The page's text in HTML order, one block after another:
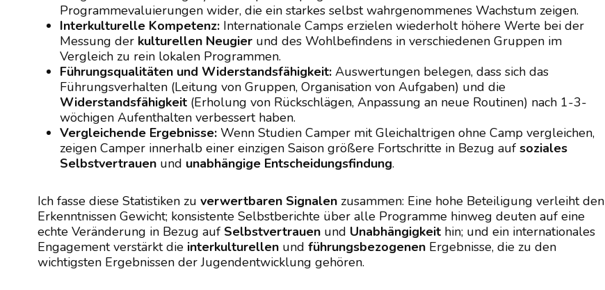
Programmevaluierungen wider, die ein starkes selbst wahrgenommenes Wachstum zeigen.
Interkulturelle Kompetenz: Internationale Camps erzielen wiederholt höhere Werte bei der
Messung der kulturellen Neugier und des Wohlbefindens in verschiedenen Gruppen im
Vergleich zu rein lokalen Programmen.
Führungsqualitäten und Widerstandsfähigkeit: Auswertungen belegen, dass sich das
Führungsverhalten (Leitung von Gruppen, Organisation von Aufgaben) und die
Widerstandsfähigkeit (Erholung von Rückschlägen, Anpassung an neue Routinen) nach 1-3-
wöchigen Aufenthalten verbessert haben.
Vergleichende Ergebnisse: Wenn Studien Camper mit Gleichaltrigen ohne Camp vergleichen,
zeigen Camper innerhalb einer einzigen Saison größere Fortschritte in Bezug auf soziales
Selbstvertrauen und unabhängige Entscheidungsfindung.
Ich fasse diese Statistiken zu verwertbaren Signalen zusammen: Eine hohe Beteiligung verleiht den
Erkenntnissen Gewicht; konsistente Selbstberichte über alle Programme hinweg deuten auf eine
echte Veränderung in Bezug auf Selbstvertrauen und Unabhängigkeit hin; und ein internationales
Engagement verstärkt die interkulturellen und führungsbezogenen Ergebnisse, die zu den
wichtigsten Ergebnissen der Jugendentwicklung gehören.